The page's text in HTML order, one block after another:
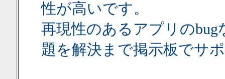
性が高いです。
再現性のあるアプリの
題を解決まで掲示板でサ